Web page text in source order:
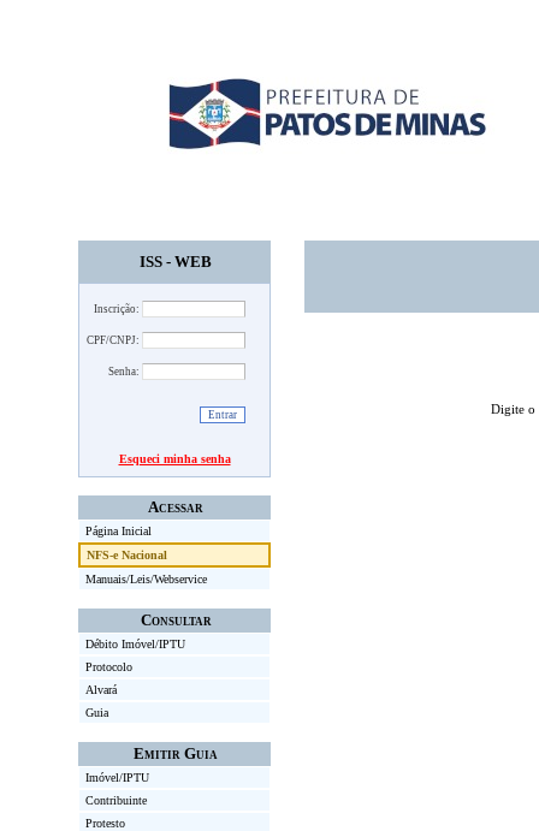
ISS - WEB
Inscrição:
CPF/CNPJ:
Senha:
Esqueci minha senha
Acessar
Página Inicial
NFS-e Nacional
Manuais/Leis/Webservice
Consultar
Débito Imóvel/IPTU
Protocolo
Alvará
Guia
Emitir Guia
Imóvel/IPTU
Contribuinte
Protesto
Digite o